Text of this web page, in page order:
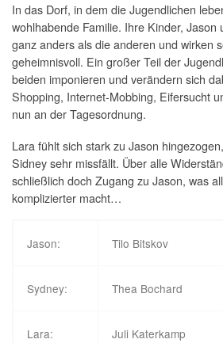
In das Dorf, in dem die Jugendlichen
wohlhabende Familie. Ihre Kinder, Jason
ganz anders als die anderen und wirken
geheimnisvoll. Ein großer Teil der
beiden imponieren und verändern sich
Shopping, Internet-Mobbing, Eifersucht
nun an der Tagesordnung.
Lara fühlt sich stark zu Jason
Sidney sehr missfällt. Über alle
schließlich doch Zugang zu Jason, was
komplizierter macht…
Jason: Tilo Bitskov
Sydney: Thea Bochard
Lara: Juli Katerkamp